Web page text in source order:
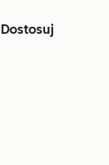
Dostosuj